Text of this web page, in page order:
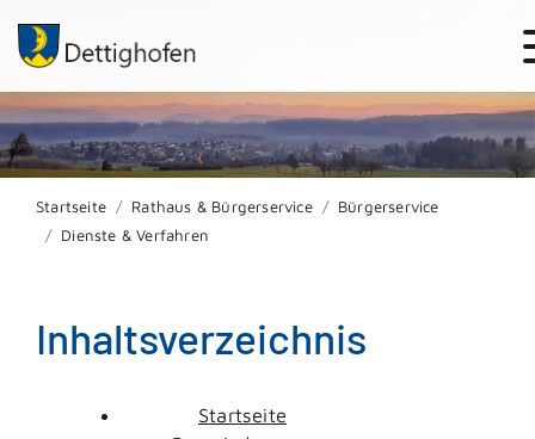
Startseite Rathaus & Bürgerservice
Bürgerservice
Dienste & Verfahren
Inhaltsverzeichnis
Startseite